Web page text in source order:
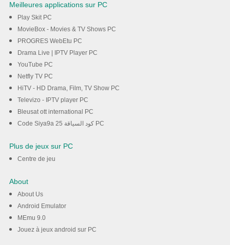
Meilleures applications sur PC
Play Skit PC
MovieBox - Movies & TV Shows PC
PROGRES WebEtu PC
Drama Live | IPTV Player PC
YouTube PC
Netfly TV PC
HiTV - HD Drama, Film, TV Show PC
Televizo - IPTV player PC
Bleusat ott international PC
Code Siya9a 25 كود السياقة PC
Plus de jeux sur PC
Centre de jeu
About
About Us
Android Emulator
MEmu 9.0
Jouez à jeux android sur PC